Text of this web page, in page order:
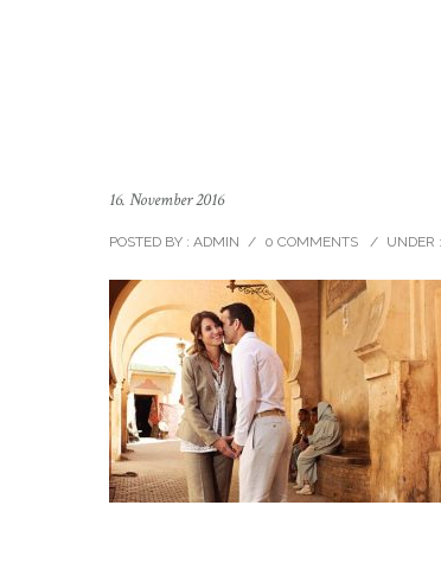
16. November 2016
POSTED BY : ADMIN / 0 COMMENTS / UNDER :